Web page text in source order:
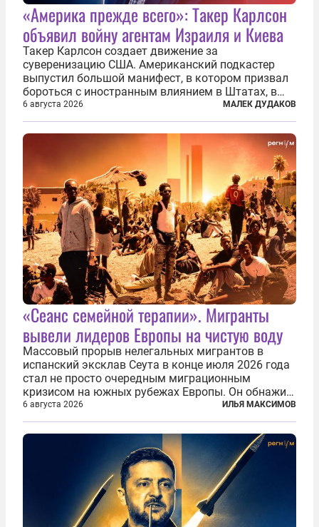
«Америка прежде всего»: Такер Карлсон
объявил войну агентам Израиля и Киева
Такер Карлсон создает движение за
суверенизацию США. Американский подкастер
выпустил большой манифест, в котором призвал
бороться с иностранным влиянием в Штатах, в
первую очередь имея в виду Израиль. А также
прекратить заморские войны, выплатить
репарации Ирану, остановить прием мигрантов...
6 августа 2026 МАЛЕК ДУДАКОВ
«Сеанс семейной терапии». Мигранты
вывели лидеров Европы на чистую воду
Массовый прорыв нелегальных мигрантов в
испанский эксклав Сеута в конце июля 2026 года
стал не просто очередным миграционным
кризисом на южных рубежах Европы. Он обнажил
фундаментальный раскол внутри Евросоюза,
продемонстрировав, что десятилетиями
выстраивавшаяся миграционная политика ЕС
6 августа 2026 ИЛЬЯ МАКСИМОВ